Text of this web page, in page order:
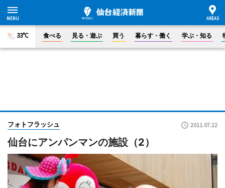
33°C 食べる 見る・遊ぶ 買う 暮らす・働く 学ぶ・知る
フォトフラッシュ 2011.07.22
仙台にアンパンマンの施設（2）